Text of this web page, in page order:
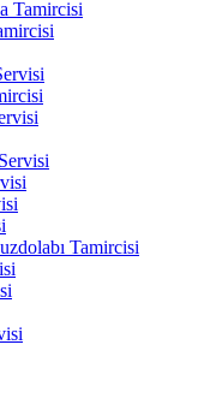
Tamircisi
Tamircisi